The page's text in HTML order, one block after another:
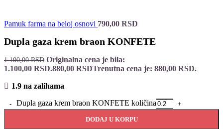
Pamuk farma na beloj osnovi 790,00 RSD
Dupla gaza krem braon KONFETE
1.100,00RSD Originalna cena je bila:
1.100,00 RSD.880,00 RSDTrenutna cena je: 880,00 RSD.
1.9 na zalihama
Dupla gaza krem braon KONFETE količina
DODAJ U KORPU